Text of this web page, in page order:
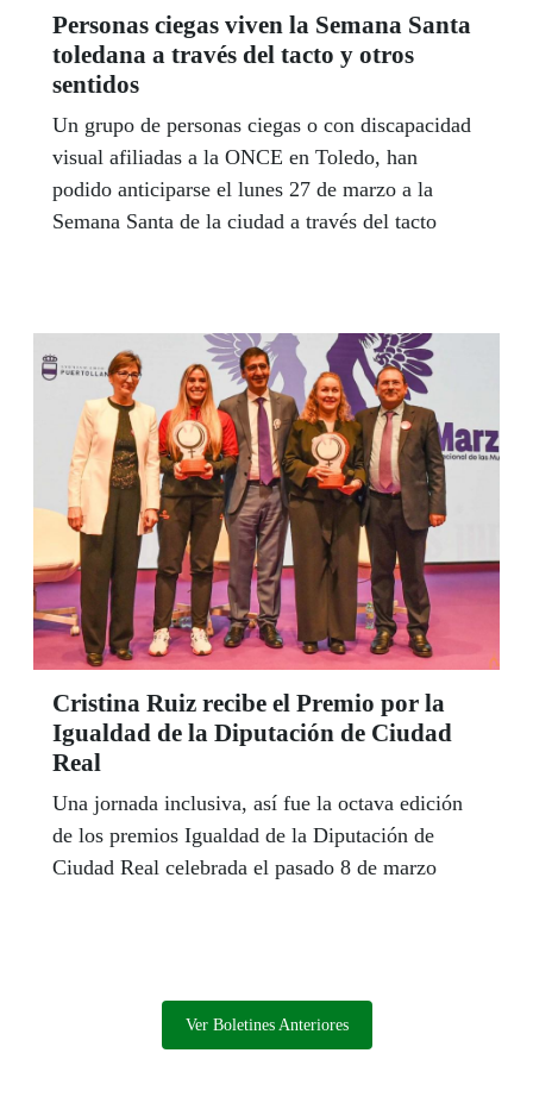
Personas ciegas viven la Semana Santa
toledana a través del tacto y otros
sentidos
Un grupo de personas ciegas o con discapacidad
visual afiliadas a la ONCE en Toledo, han
podido anticiparse el lunes 27 de marzo a la
Semana Santa de la ciudad a través del tacto
Cristina Ruiz recibe el Premio por la
Igualdad de la Diputación de Ciudad
Real
Una jornada inclusiva, así fue la octava edición
de los premios Igualdad de la Diputación de
Ciudad Real celebrada el pasado 8 de marzo
Ver Boletines Anteriores